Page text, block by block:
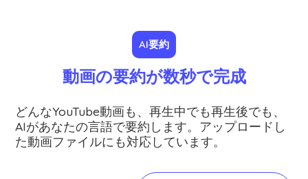
AI要約
動画の要約が数秒で完成
どんなYouTube動画も、再生中でも再生後でも、
AIがあなたの言語で要約します。アップロードし
た動画ファイルにも対応しています。